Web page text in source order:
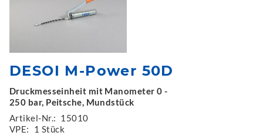
DESOI M-Power 50D
Druckmesseinheit mit Manometer 0 -
250 bar, Peitsche, Mundstück
Artikel-Nr.: 15010
VPE:
1 Stück